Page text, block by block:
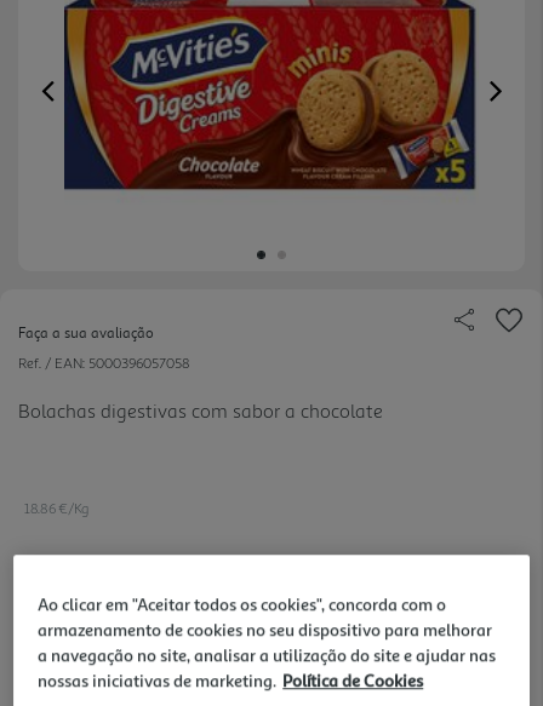
Previous
Faça a sua avaliação
Ref. / EAN: 5000396057058
Bolachas digestivas com sabor a chocolate
18.86 €/Kg
3,49 €
Notas de preparação
Ao clicar em "Aceitar todos os cookies", concorda com o
armazenamento de cookies no seu dispositivo para melhorar
a navegação no site, analisar a utilização do site e ajudar nas
nossas iniciativas de marketing. Política de Cookies